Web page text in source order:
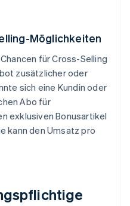
Möglichkeiten
für Cross-Selling
zusätzlicher oder
sich eine Kundin oder
Abo für
exklusiven Bonusartikel
kann den Umsatz pro